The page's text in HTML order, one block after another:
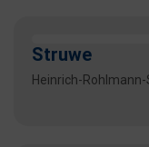
Struwe
Heinrich-